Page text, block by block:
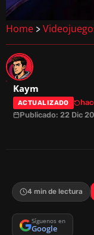
Home >
Kaym
ACTUALIZADO
Publicado: 22 Dic
4 min de lectura
Síguenos en
Google